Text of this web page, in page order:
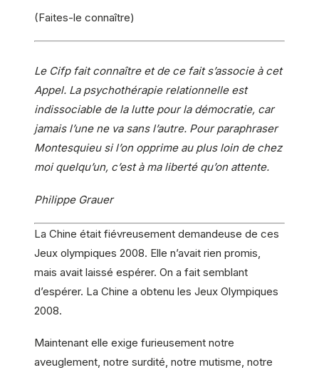
(Faites-le connaître)
Le Cifp fait connaître et de ce fait s’associe à cet
Appel. La psychothérapie relationnelle est
indissociable de la lutte pour la démocratie, car
jamais l’une ne va sans l’autre. Pour paraphraser
Montesquieu si l’on opprime au plus loin de chez
moi quelqu’un, c’est à ma liberté qu’on attente.
Philippe Grauer
La Chine était fiévreusement demandeuse de ces
Jeux olympiques 2008. Elle n’avait rien promis,
mais avait laissé espérer. On a fait semblant
d’espérer. La Chine a obtenu les Jeux Olympiques
2008.
Maintenant elle exige furieusement notre
aveuglement, notre surdité, notre mutisme, notre